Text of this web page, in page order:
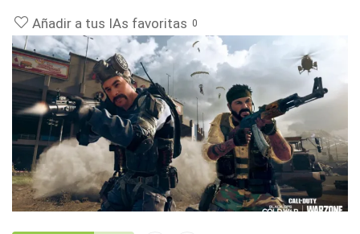
Añadir a tus IAs favoritas 0